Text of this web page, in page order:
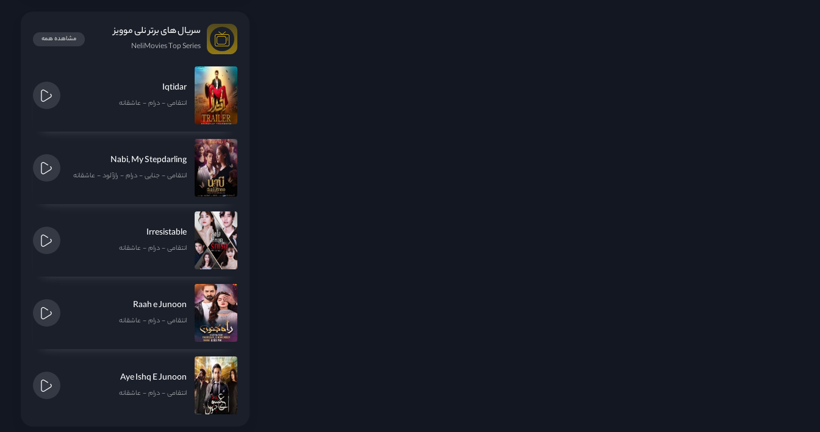
سریال های برتر نلی موویز
NeliMovies Top Series
مشاهده همه
Iqtidar
انتقامی درام عاشقانه
Nabi, My Stepdarling
انتقامی جنایی درام رازآلود عاشقانه
Irresistable
انتقامی درام عاشقانه
Raah e Junoon
انتقامی درام عاشقانه
Aye Ishq E Junoon
انتقامی درام عاشقانه